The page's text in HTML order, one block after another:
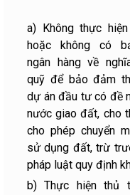
a) Không thực
hoặc không có
ngân hàng về
quỹ để bảo đảm
dự án đầu tư có đề
nước giao đất, cho
cho phép chuyển
sử dụng đất, trừ
pháp luật quy định
b) Thực hiện thủ